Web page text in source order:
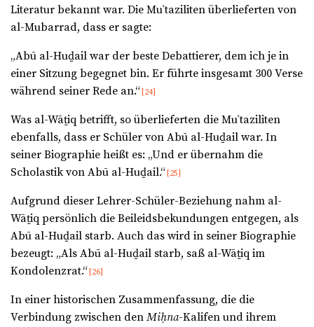
Literatur bekannt war. Die Muʿtaziliten überlieferten von
al-Mubarrad, dass er sagte:
„Abū al-Huḏail war der beste Debattierer, dem ich je in
einer Sitzung begegnet bin. Er führte insgesamt 300 Verse
während seiner Rede an.“ [24]
Was al-Wāṯiq betrifft, so überlieferten die Muʿtaziliten
ebenfalls, dass er Schüler von Abū al-Huḏail war. In
seiner Biographie heißt es: „Und er übernahm die
Scholastik von Abū al-Huḏail.“ [25]
Aufgrund dieser Lehrer-Schüler-Beziehung nahm al-
Wāṯiq persönlich die Beileidsbekundungen entgegen, als
Abū al-Huḏail starb. Auch das wird in seiner Biographie
bezeugt: „Als Abū al-Huḏail starb, saß al-Wāṯiq im
Kondolenzrat.“ [26]
In einer historischen Zusammenfassung, die die
Verbindung zwischen den Miḥna-Kalifen und ihrem